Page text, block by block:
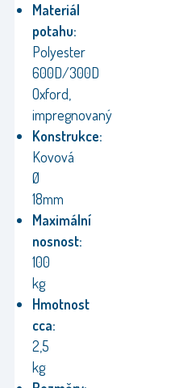
Materiál
potahu:
Polyester
600D/300D
Oxford,
impregnovaný
Konstrukce:
Kovová
Ø
18mm
Maximální
nosnost:
100
kg
Hmotnost
cca:
2,5
kg